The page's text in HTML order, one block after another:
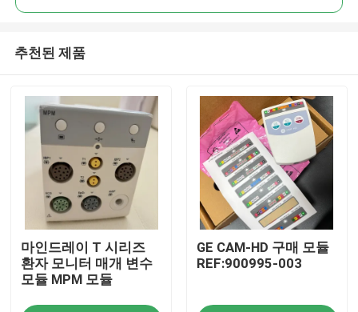
추천된 제품
마인드레이 T 시리즈
환자 모니터 매개 변수
모듈 MPM 모듈
GE CAM-HD 구매 모듈
REF:900995-003